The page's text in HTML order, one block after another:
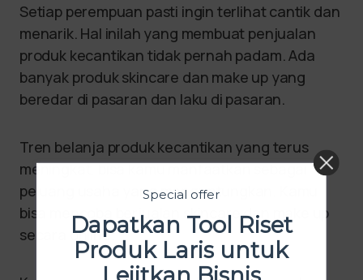
Setiap perempuan pasti ingin terlihat cantik dan
menarik. Hal inilah yang membuat penjualan
produk kecantikan tidak pernah padam. Ada
banyak produk skincare dan make up yang
beredar di pasaran dan laku di pasaran.
Tren belanja produk kecantikan yang terus
meningkat, bisa kamu manfaatkan sebagai
peluang usaha yang menguntungkan. Kamu
bisa mencoba berjualan skincare dan make up
secara online.
Special offer
Dapatkan Tool Riset
Produk Laris untuk